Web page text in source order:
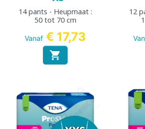
14 pants - Heupmaat :
50 tot 70 cm
Vanaf € 17,73

12